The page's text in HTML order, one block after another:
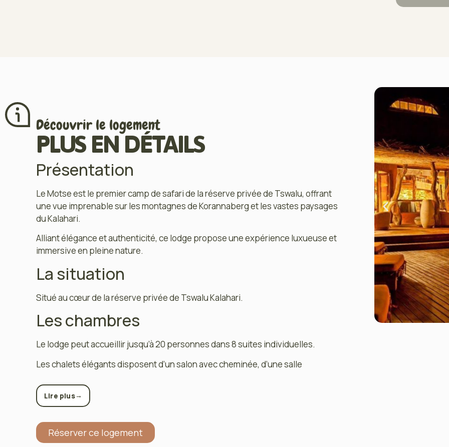
Découvrir le logement
PLUS EN DÉTAILS
Présentation
Le Motse est le premier camp de safari de la réserve privée de Tswalu, offrant
une vue imprenable sur les montagnes de Korannaberg et les vastes paysages
du Kalahari.
Alliant élégance et authenticité, ce lodge propose une expérience luxueuse et
immersive en pleine nature.
La situation
Situé au cœur de la réserve privée de Tswalu Kalahari.
Les chambres
Le lodge peut accueillir jusqu’à 20 personnes dans 8 suites individuelles.
Les chalets élégants disposent d’un salon avec cheminée, d’une salle
Lire plus→
Réserver ce logement